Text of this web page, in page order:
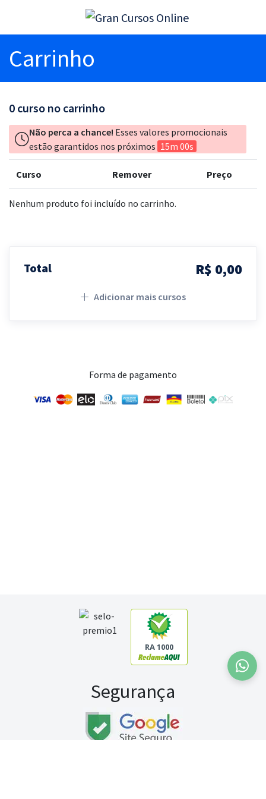
Carrinho
0 curso no carrinho
Não perca a chance! Esses valores promocionais
estão garantidos nos próximos 15m 00s
Curso Remover Preço
Nenhum produto foi incluído no carrinho.
Total R$ 0,00
Adicionar mais cursos
Forma de pagamento
RA 1000
Segurança